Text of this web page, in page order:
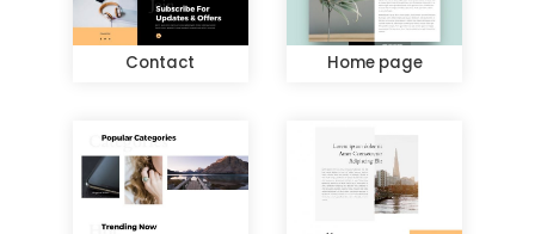
Contact Home page